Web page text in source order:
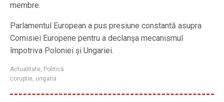
membre.
Parlamentul European a pus presiune constantă asupra
Comisiei Europene pentru a declanșa mecanismul
împotriva Poloniei și Ungariei.
Actualitate, Politică
coruptie, ungaria